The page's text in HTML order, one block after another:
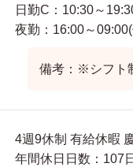
日勤C：10:30～
夜勤：16:00～
備考：※シフト
4週9休制 有給休暇
年間休日日数：107